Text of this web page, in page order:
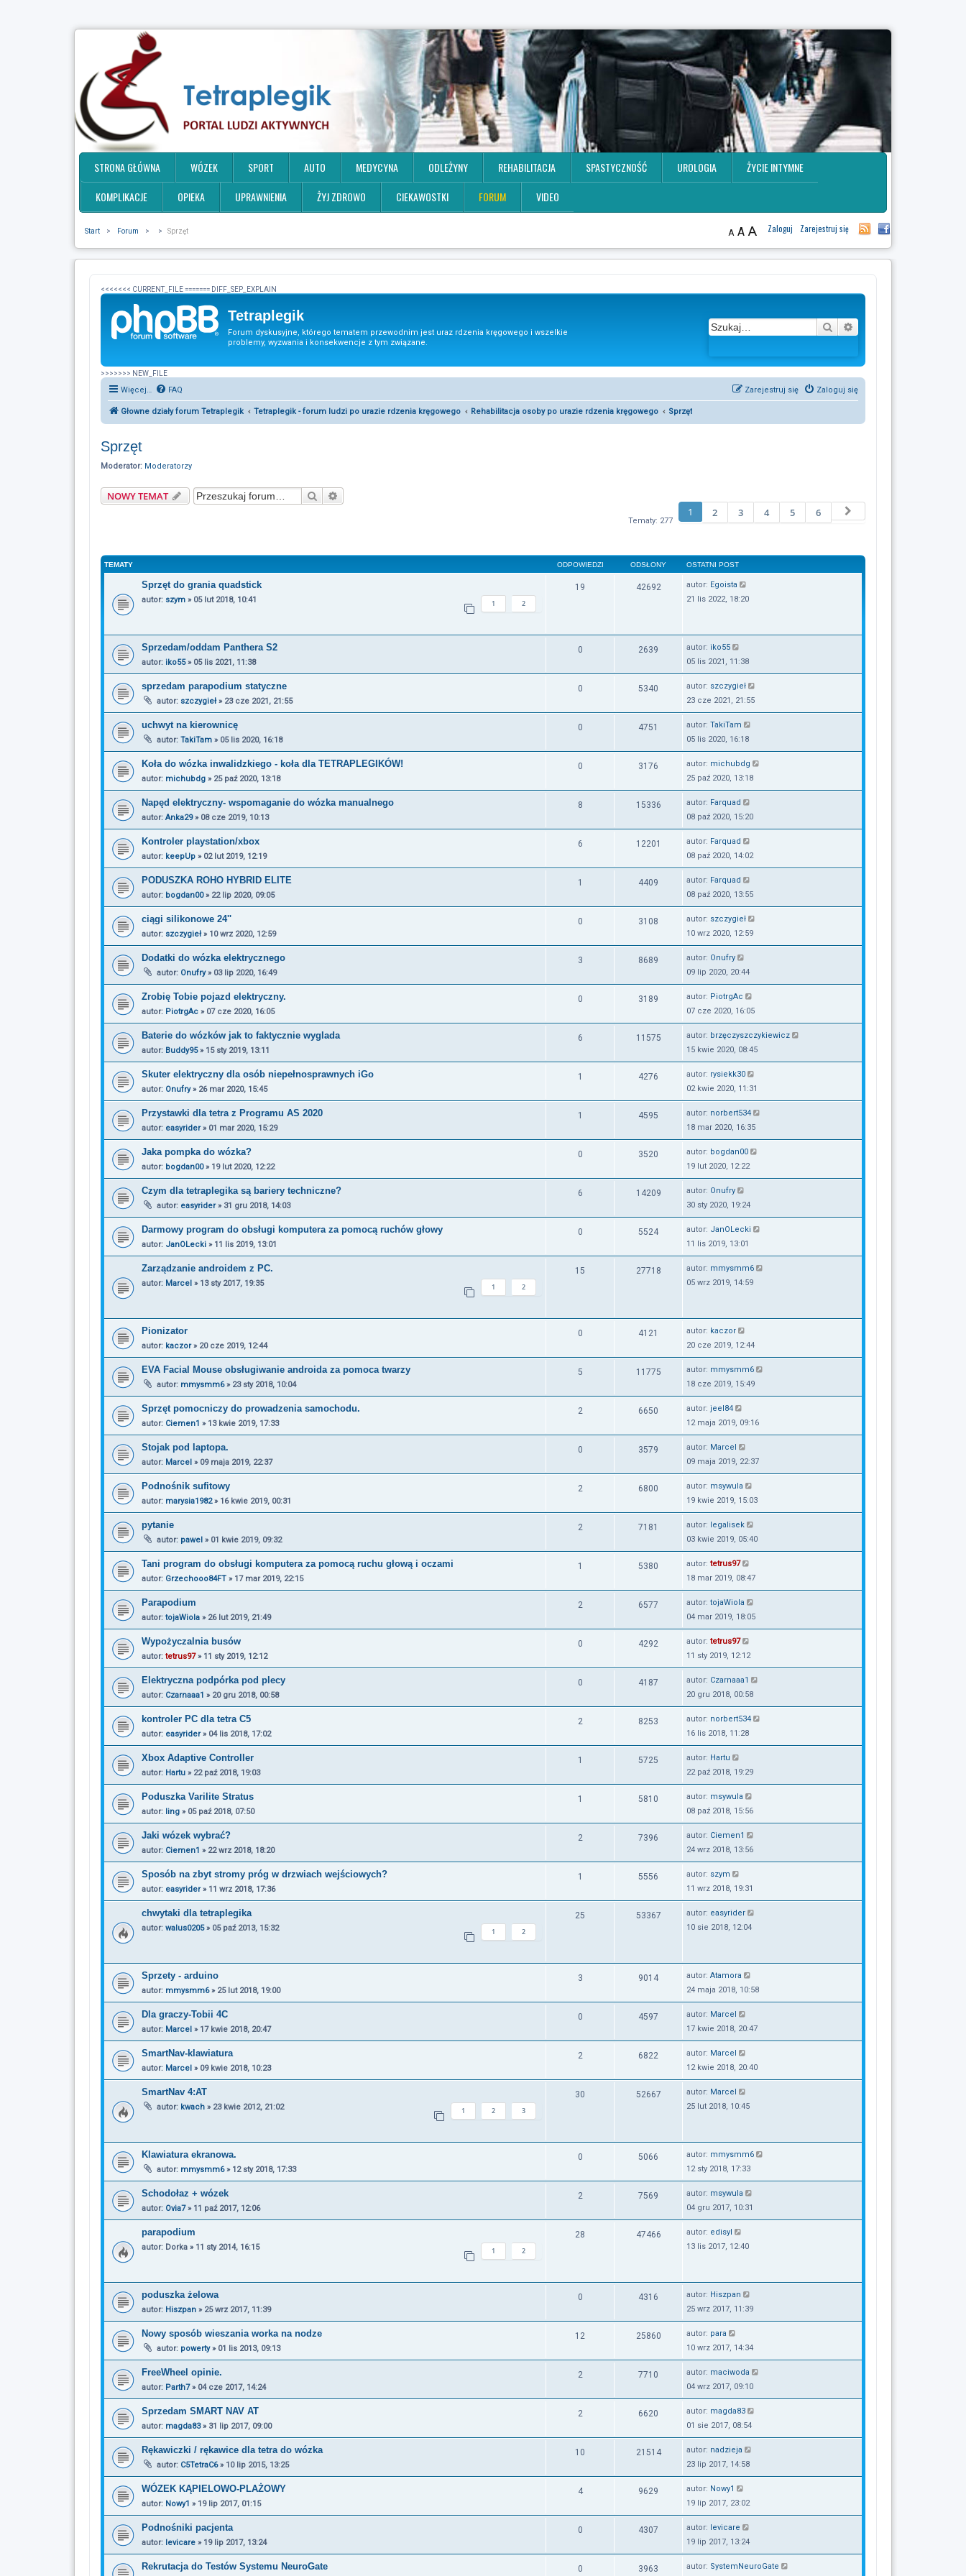
STRONA GŁÓWNA WÓZEK SPORT AUTO MEDYCYNA ODLEŻYNY REHABILITACJA SPASTYCZNOŚĆ UROLOGIA
ŻYCIE INTYMNE
KOMPLIKACJE
OPIEKA UPRAWNIENIA ŻYJ ZDROWO CIEKAWOSTKI FORUM VIDEO
Start > Forum > > Sprzęt Zaloguj Zarejestruj się
A A A
<<<<<<< CURRENT_FILE ======= DIFF_SEP_EXPLAIN
Tetraplegik
Forum dyskusyjne, którego tematem przewodnim jest uraz rdzenia kręgowego i wszelkie
problemy, wyzwania i konsekwencje z tym związane.
Szukaj
>>>>>>> NEW_FILE
Więcej… FAQ Zaloguj się
Zarejestruj się
Głowne działy forum Tetraplegik Tetraplegik - forum ludzi po urazie rdzenia kręgowego Rehabilitacja osoby po urazie rdzenia kręgowego Sprzęt
Sprzęt
Moderator: Moderatorzy
NOWY TEMAT Szukaj
Tematy: 277
1 2 3 4 5 6
TEMATY ODPOWIEDZI ODSŁONY OSTATNI POST
Sprzęt do grania quadstick
autor: szym » 05 lut 2018, 10:41 1 2
19 42692 autor: Egoista
21 lis 2022, 18:20
Sprzedam/oddam Panthera S2
autor: iko55» 05 lis 2021, 11:38
0 2639 autor: iko55
05 lis 2021, 11:38
sprzedam parapodium statyczne
autor: szczygieł» 23 cze 2021, 21:55
0 5340 autor: szczygieł
23 cze 2021, 21:55
uchwyt na kierownicę
autor: TakiTam » 05 lis 2020, 16:18
0 4751 autor: TakiTam
05 lis 2020, 16:18
Koła do wózka inwalidzkiego - koła dla TETRAPLEGIKÓW!
autor: michubdg » 25 paź 2020, 13:18
0 3176 autor: michubdg
25 paź 2020, 13:18
Napęd elektryczny- wspomaganie do wózka manualnego
autor: Anka29» 08 cze 2019, 10:13
8 15336 autor: Farquad
08 paź 2020, 15:20
Kontroler playstation/xbox
autor: keepUp » 02 lut 2019, 12:19
6 12201 autor: Farquad
08 paź 2020, 14:02
PODUSZKA ROHO HYBRID ELITE
autor: bogdan00» 22 lip 2020, 09:05
1 4409 autor: Farquad
08 paź 2020, 13:55
ciągi silikonowe 24''
autor: szczygieł» 10 wrz 2020, 12:59
0 3108 autor: szczygieł
10 wrz 2020, 12:59
Dodatki do wózka elektrycznego
autor: Onufry» 03 lip 2020, 16:49
3 8689 autor: Onufry
09 lip 2020, 20:44
Zrobię Tobie pojazd elektryczny.
autor: PiotrgAc » 07 cze 2020, 16:05
0 3189 autor: PiotrgAc
07 cze 2020, 16:05
Baterie do wózków jak to faktycznie wyglada
autor: Buddy95» 15 sty 2019, 13:11
6 11575 autor: brzęczyszczykiewicz
15 kwie 2020, 08:45
Skuter elektryczny dla osób niepełnosprawnych iGo
autor: Onufry» 26 mar 2020, 15:45
1 4276 autor: rysiekk30
02 kwie 2020, 11:31
Przystawki dla tetra z Programu AS 2020
autor: easyrider» 01 mar 2020, 15:29
1 4595 autor: norbert534
18 mar 2020, 16:35
Jaka pompka do wózka?
autor: bogdan00» 19 lut 2020, 12:22
0 3520 autor: bogdan00
19 lut 2020, 12:22
Czym dla tetraplegika są bariery techniczne?
autor: easyrider» 31 gru 2018, 14:03
6 14209 autor: Onufry
30 sty 2020, 19:24
Darmowy program do obsługi komputera za pomocą ruchów głowy
autor: JanOLecki » 11 lis 2019, 13:01
0 5524 autor: JanOLecki
11 lis 2019, 13:01
Zarządzanie androidem z PC.
autor: Marcel » 13 sty 2017, 19:35 1 2
15 27718 autor: mmysmm6
05 wrz 2019, 14:59
Pionizator
autor: kaczor» 20 cze 2019, 12:44
0 4121 autor: kaczor
20 cze 2019, 12:44
EVA Facial Mouse obsługiwanie androida za pomoca twarzy
autor: mmysmm6» 23 sty 2018, 10:04
5 11775 autor: mmysmm6
18 cze 2019, 15:49
Sprzęt pomocniczy do prowadzenia samochodu.
autor: Ciemen1 » 13 kwie 2019, 17:33
2 6650 autor: jeel84
12 maja 2019, 09:16
Stojak pod laptopa.
autor: Marcel » 09 maja 2019, 22:37
0 3579 autor: Marcel
09 maja 2019, 22:37
Podnośnik sufitowy
autor: marysia1982» 16 kwie 2019, 00:31
2 6800 autor: msywula
19 kwie 2019, 15:03
pytanie
autor: pawel » 01 kwie 2019, 09:32
2 7181 autor: legalisek
03 kwie 2019, 05:40
Tani program do obsługi komputera za pomocą ruchu głową i oczami
autor: Grzechooo84FT » 17 mar 2019, 22:15
1 5380 autor: tetrus97
18 mar 2019, 08:47
Parapodium
autor: tojaWiola » 26 lut 2019, 21:49
2 6577 autor: tojaWiola
04 mar 2019, 18:05
Wypożyczalnia busów
autor: tetrus97» 11 sty 2019, 12:12
0 4292 autor: tetrus97
11 sty 2019, 12:12
Elektryczna podpórka pod plecy
autor: Czarnaaa1 » 20 gru 2018, 00:58
0 4187 autor: Czarnaaa1
20 gru 2018, 00:58
kontroler PC dla tetra C5
autor: easyrider» 04 lis 2018, 17:02
2 8253 autor: norbert534
16 lis 2018, 11:28
Xbox Adaptive Controller
autor: Hartu » 22 paź 2018, 19:03
1 5725 autor: Hartu
22 paź 2018, 19:29
Poduszka Varilite Stratus
autor: ling » 05 paź 2018, 07:50
1 5810 autor: msywula
08 paź 2018, 15:56
Jaki wózek wybrać?
autor: Ciemen1 » 22 wrz 2018, 18:20
2 7396 autor: Ciemen1
24 wrz 2018, 13:56
Sposób na zbyt stromy próg w drzwiach wejściowych?
autor: easyrider» 11 wrz 2018, 17:36
1 5556 autor: szym
11 wrz 2018, 19:31
chwytaki dla tetraplegika
autor: walus0205» 05 paź 2013, 15:32 1 2
25 53367 autor: easyrider
10 sie 2018, 12:04
Sprzety - arduino
autor: mmysmm6» 25 lut 2018, 19:00
3 9014 autor: Atamora
24 maja 2018, 10:58
Dla graczy-Tobii 4C
autor: Marcel » 17 kwie 2018, 20:47
0 4597 autor: Marcel
17 kwie 2018, 20:47
SmartNav-klawiatura
autor: Marcel » 09 kwie 2018, 10:23
2 6822 autor: Marcel
12 kwie 2018, 20:40
SmartNav 4:AT
autor: kwach » 23 kwie 2012, 21:02 1 2 3
30 52667 autor: Marcel
25 lut 2018, 10:45
Klawiatura ekranowa.
autor: mmysmm6» 12 sty 2018, 17:33
0 5066 autor: mmysmm6
12 sty 2018, 17:33
Schodołaz + wózek
autor: Ovia7» 11 paź 2017, 12:06
2 7569 autor: msywula
04 gru 2017, 10:31
parapodium
autor: Dorka » 11 sty 2014, 16:15 1 2
28 47466 autor: edisyl
13 lis 2017, 12:40
poduszka żelowa
autor: Hiszpan » 25 wrz 2017, 11:39
0 4316 autor: Hiszpan
25 wrz 2017, 11:39
Nowy sposób wieszania worka na nodze
autor: powerty» 01 lis 2013, 09:13
12 25860 autor: para
10 wrz 2017, 14:34
FreeWheel opinie.
autor: Parth7» 04 cze 2017, 14:24
2 7710 autor: maciwoda
04 wrz 2017, 09:10
Sprzedam SMART NAV AT
autor: magda83» 31 lip 2017, 09:00
2 6620 autor: magda83
01 sie 2017, 08:54
Rękawiczki / rękawice dla tetra do wózka
autor: C5TetraC6» 10 lip 2015, 13:25
10 21514 autor: nadzieja
23 lip 2017, 14:58
WÓZEK KĄPIELOWO-PLAŻOWY
autor: Nowy1 » 19 lip 2017, 01:15
4 9629 autor: Nowy1
19 lip 2017, 23:02
Podnośniki pacjenta
autor: levicare » 19 lip 2017, 13:24
0 4307 autor: levicare
19 lip 2017, 13:24
Rekrutacja do Testów Systemu NeuroGate 0 3963 autor: SystemNeuroGate